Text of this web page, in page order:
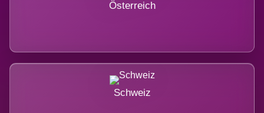
Österreich
Schweiz